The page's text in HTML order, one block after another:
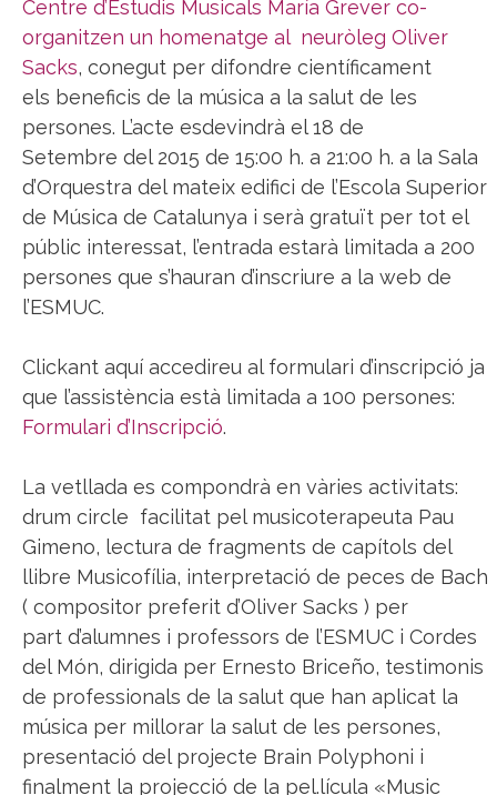
Centre d’Estudis Musicals María Grever co-
organitzen un homenatge al neuròleg Oliver
Sacks, conegut per difondre científicament
els beneficis de la música a la salut de les
persones. L’acte esdevindrà el 18 de
Setembre del 2015 de 15:00 h. a 21:00 h. a la Sala
d’Orquestra del mateix edifici de l’Escola Superior
de Música de Catalunya i serà gratuït per tot el
públic interessat, l’entrada estarà limitada a 200
persones que s’hauran d’inscriure a la web de
l’ESMUC.
Clickant aquí accedireu al formulari d’inscripció ja
que l’assistència està limitada a 100 persones:
Formulari d’Inscripció.
La vetllada es compondrà en vàries activitats:
drum circle facilitat pel musicoterapeuta Pau
Gimeno, lectura de fragments de capítols del
llibre Musicofília, interpretació de peces de Bach
( compositor preferit d’Oliver Sacks ) per
part d’alumnes i professors de l’ESMUC i Cordes
del Món, dirigida per Ernesto Briceño, testimonis
de professionals de la salut que han aplicat la
música per millorar la salut de les persones,
presentació del projecte Brain Polyphoni i
finalment la projecció de la pel.lícula «Music